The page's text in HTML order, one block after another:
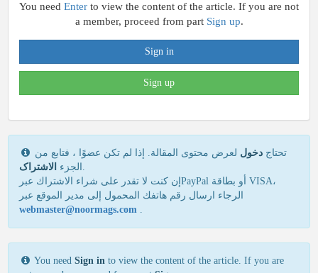
You need Enter to view the content of the article. If you are not
a member, proceed from part Sign up.
Sign in
Sign up
تحتاج دخول لعرض محتوى المقالة. إذا لم تكن عضوًا ، فتابع من
الجزء الاشتراک
.
إن كنت لا تقدر علی شراء الاشتراك عبرPayPal أو بطاقة VISA،
الرجاء ارسال رقم هاتفك المحمول إلی مدير الموقع عبر
webmaster@noormags.com .
You need Sign in to view the content of the article. If you are